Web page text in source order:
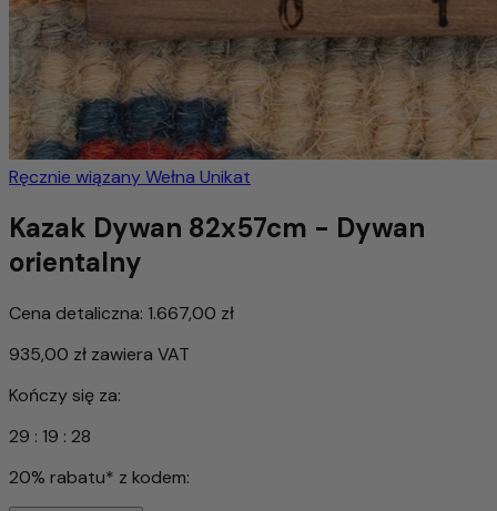
Ręcznie wiązanyWełna Unikat
Kazak Dywan 82x57cm - Dywan
orientalny
Cena detaliczna: 1.667,00 zł
935,00 zł zawiera VAT
Kończy się za:
29 : 19 : 26
20% rabatu* z kodem: